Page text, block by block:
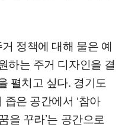
정책에 대해 물은 예
하는 주거 디자인을 결
펼치고 싶다. 경기도
은 공간에서 ‘참아
을 꾸라’는 공간으로